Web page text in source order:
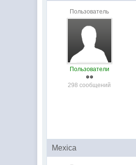
Пользователь
Пользователи
298 сообщений
Mexica